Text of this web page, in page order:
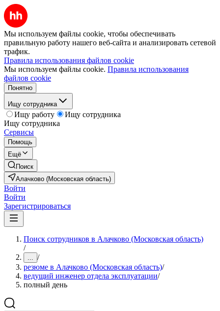
Мы используем файлы cookie, чтобы обеспечивать
правильную работу нашего веб-сайта и анализировать сетевой
трафик.
Правила использования файлов cookie
Мы используем файлы cookie. Правила использования
файлов cookie
Понятно
Ищу сотрудника
Ищу работу
Ищу сотрудника
Ищу сотрудника
Сервисы
Помощь
Ещё
Поиск
Алачково (Московская область)
Войти
Войти
Зарегистрироваться
Поиск сотрудников в Алачково (Московская область)
/
... /
резюме в Алачково (Московская область)/
ведущий инженер отдела эксплуатации/
полный день